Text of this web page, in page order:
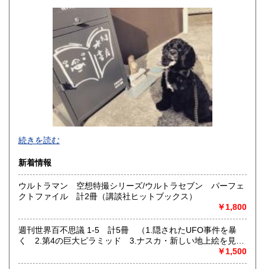
600円
600円 大分県
600円 鹿児島県
600円
続きを読む
新着情報
ウルトラマン 空想特撮シリーズ/ウルトラセブン パーフェ
クトファイル 計2冊（講談社ヒットブックス）
￥1,800
週刊世界百不思議 1-5 計5冊 （1.隠されたUFO事件を暴
く 2.第4の巨大ピラミッド 3.ナスカ・新しい地上絵を見つ
けた 4.安倍晴明「傑作呪王伝」 5.幻のアトランティス大
陸はどこだ?）
￥1,500